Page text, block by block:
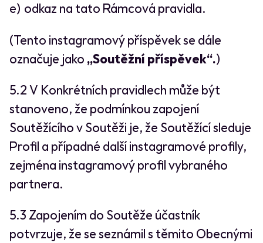
e) odkaz na tato Rámcová pravidla.
(Tento instagramový příspěvek se dále
označuje jako „Soutěžní příspěvek“.)
5.2 V Konkrétních pravidlech může být
stanoveno, že podmínkou zapojení
Soutěžícího v Soutěži je, že Soutěžící sleduje
Profil a případné další instagramové profily,
zejména instagramový profil vybraného
partnera.
5.3 Zapojením do Soutěže účastník
potvrzuje, že se seznámil s těmito Obecnými